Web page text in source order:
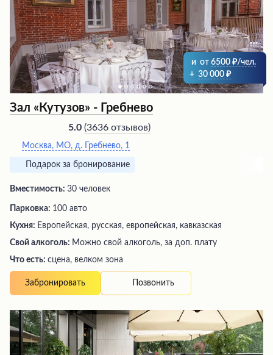
и от 6500
/чел.
+ 30 000
Зал «Кутузов» - Гребнево
5.0 (3636 отзывов)
Москва, МО, д. Гребнево, 1
Подарок за бронирование
Вместимость: 30 человек
Парковка: 100 авто
Кухня: Европейская, русская, европейская, кавказская
Свой алкоголь: Можно свой алкоголь, за доп. плату
Что есть: сцена, велком зона
Забронировать Позвонить